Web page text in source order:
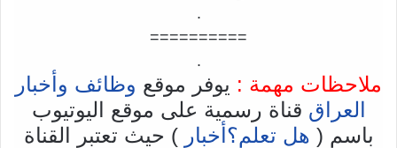
.
==========
.
ملاحظات مهمة : يوفر موقع وظائف وأخبار
العراق قناة رسمية على موقع اليوتيوب
باسم ( هل تعلم؟أخبار ) حيث تعتبر القناة